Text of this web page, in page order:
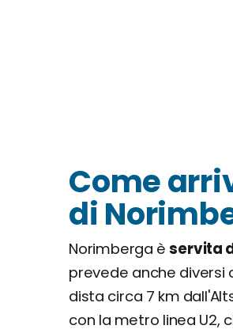
Come
di
Norimberga èservita
prevede anche
dista circa 7 km
con la metro linea U2,